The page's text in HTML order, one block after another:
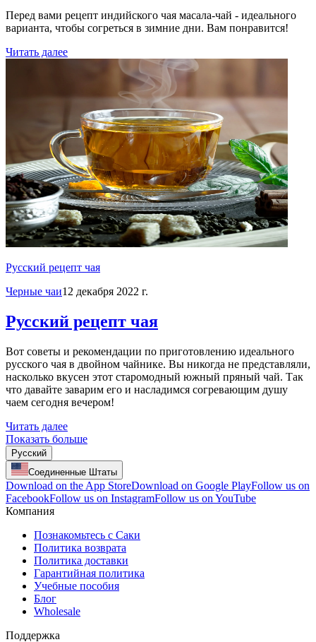
Перед вами рецепт индийского чая масала-чай - идеального
варианта, чтобы согреться в зимние дни. Вам понравится!
Читать далее
Русский рецепт чая
Черные чаи12 декабря 2022 г.
Русский рецепт чая
Вот советы и рекомендации по приготовлению идеального
русского чая в двойном чайнике. Вы никогда не представляли,
насколько вкусен этот старомодный южный пряный чай. Так
что давайте заварим его и насладимся согревающим душу
чаем сегодня вечером!
Читать далее
Показать больше
Русский
Соединенные Штаты
Download on the App StoreDownload on Google PlayFollow us on
FacebookFollow us on InstagramFollow us on YouTube
Компания
Познакомьтесь с Саки
Политика возврата
Политика доставки
Гарантийная политика
Учебные пособия
Блог
Wholesale
Поддержка